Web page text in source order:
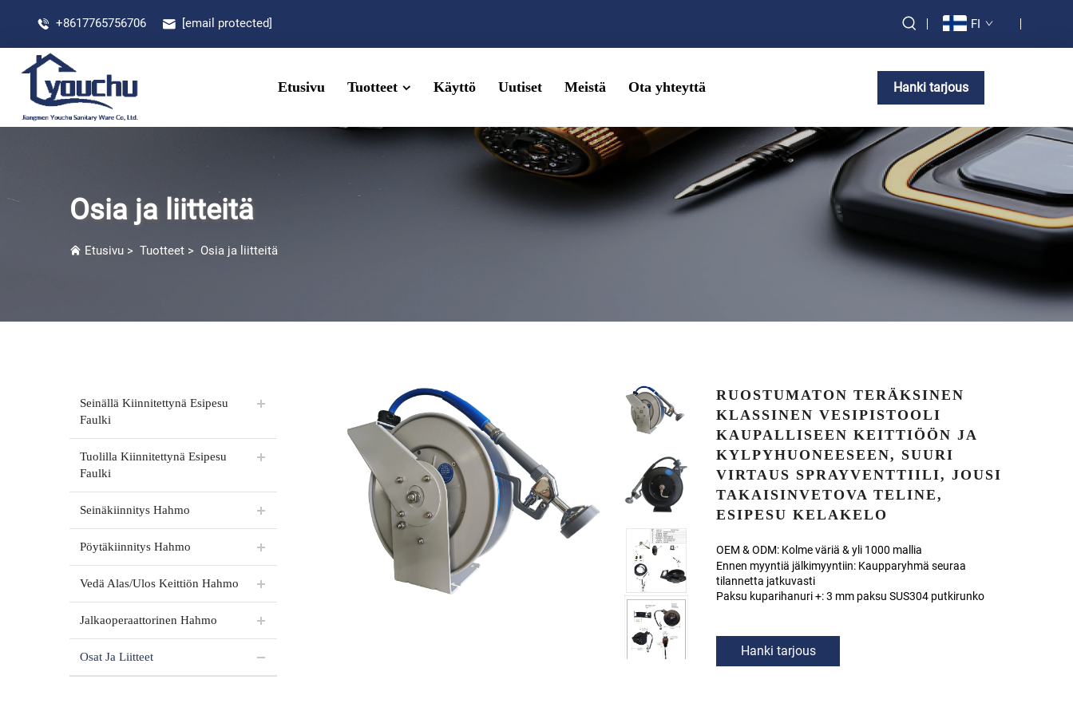
+8617765756706 [email protected] FI
Etusivu Tuotteet Käyttö Uutiset Meistä Ota yhteyttä Hanki tarjous
Osia ja liitteitä
Etusivu > Tuotteet > Osia ja liitteitä
Seinällä Kiinnitettynä Esipesu
Faulki
Tuolilla Kiinnitettynä Esipesu
Faulki
Seinäkiinnitys Hahmo
Pöytäkiinnitys Hahmo
Vedä Alas/Ulos Keittiön Hahmo
Jalkaoperaattorinen Hahmo
Osat Ja Liitteet
RUOSTUMATON TERÄKSINEN
KLASSINEN VESIPISTOOLI
KAUPALLISEEN KEITTIÖÖN JA
KYLPYHUONEESEEN, SUURI
VIRTAUS SPRAYVENTTIILI, JOUSI
TAKAISINVETOVA TELINE,
ESIPESU KELAKELO
OEM & ODM: Kolme väriä & yli 1000 mallia
Ennen myyntiä jälkimyyntiin: Kaupparyhmä seuraa
tilannetta jatkuvasti
Paksu kuparihanuri +: 3 mm paksu SUS304 putkirunko
Hanki tarjous